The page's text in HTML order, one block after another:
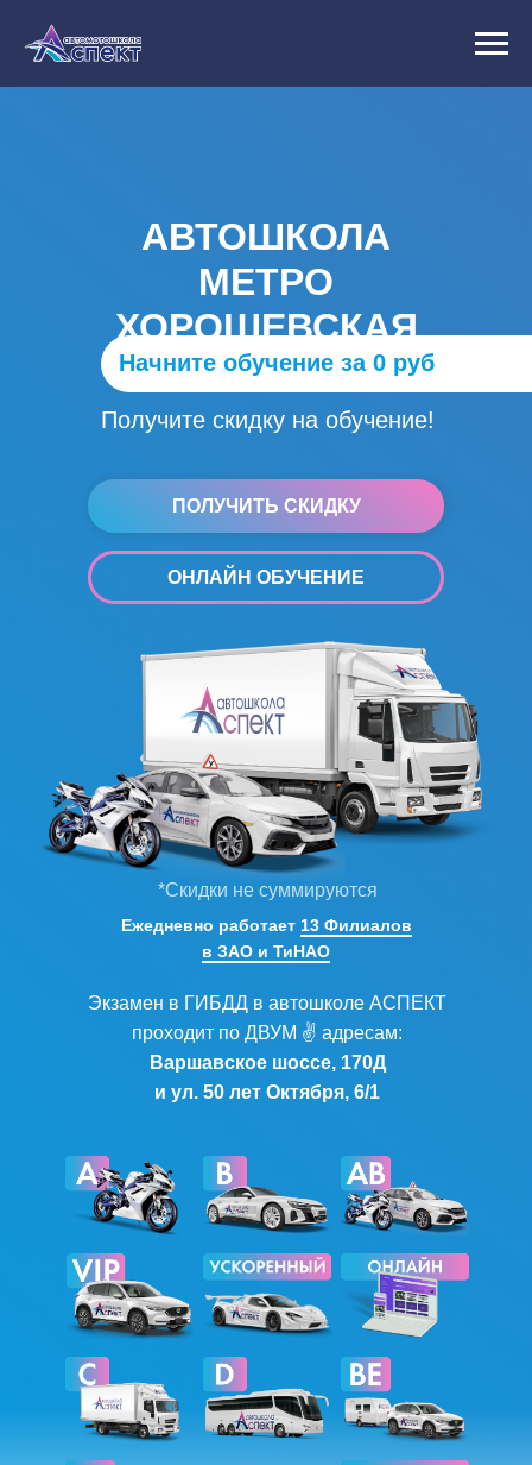
ПОЛУЧИТЬ СКИДКУ
АВТОШКОЛА
МЕТРО
ХОРОШЕВСКАЯ
Начните обучение за 0 руб
Получите скидку на обучение!
*Скидки не суммируются
Экзамен в ГИБДД в автошколе АСПЕКТ
проходит по ДВУМ ✌ адресам:
Варшавское шоссе, 170Д
и ул. 50 лет Октября, 6/1
ОНЛАЙН ОБУЧЕНИЕ
Ежедневно работает 13 Филиалов
в ЗАО и ТиНАО